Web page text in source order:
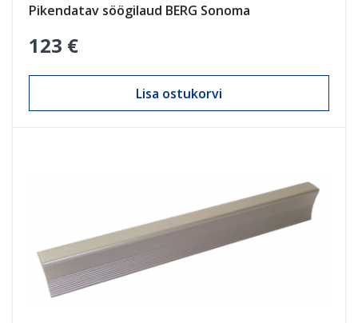
Pikendatav söögilaud BERG Sonoma
123 €
Lisa ostukorvi